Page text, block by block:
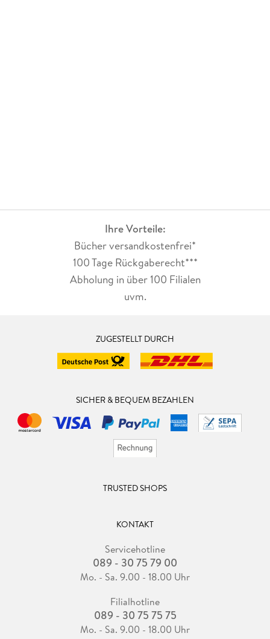
Ihre Vorteile:
Bücher versandkostenfrei*
100 Tage Rückgaberecht***
Abholung in über 100 Filialen
uvm.
ZUGESTELLT DURCH
SICHER & BEQUEM BEZAHLEN
TRUSTED SHOPS
KONTAKT
Servicehotline
089 - 30 75 79 00
Mo. - Sa. 9.00 - 18.00 Uhr
Filialhotline
089 - 30 75 75 75
Mo. - Sa. 9.00 - 18.00 Uhr